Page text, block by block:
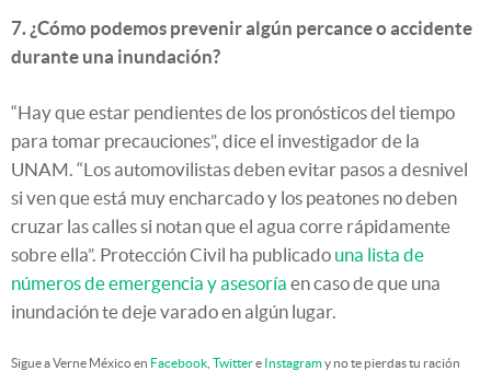
7. ¿Cómo podemos prevenir algún percance o accidente
durante una inundación?
“Hay que estar pendientes de los pronósticos del tiempo
para tomar precauciones”, dice el investigador de la
UNAM. “Los automovilistas deben evitar pasos a desnivel
si ven que está muy encharcado y los peatones no deben
cruzar las calles si notan que el agua corre rápidamente
sobre ella”. Protección Civil ha publicado una lista de
números de emergencia y asesoría en caso de que una
inundación te deje varado en algún lugar.
Sigue a Verne México en Facebook Twittere Instagramy no te pierdas tu ración